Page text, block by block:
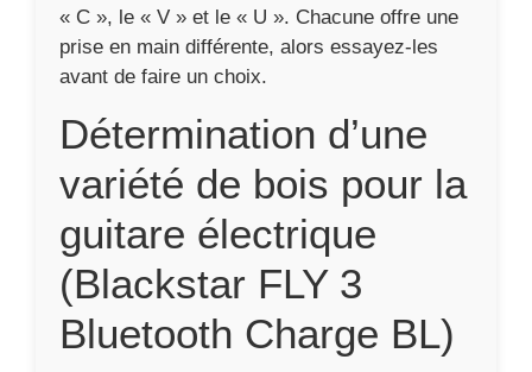
« C », le « V » et le « U ». Chacune offre une
prise en main différente, alors essayez-les
avant de faire un choix.
Détermination d’une
variété de bois pour la
guitare électrique
(Blackstar FLY 3
Bluetooth Charge BL)